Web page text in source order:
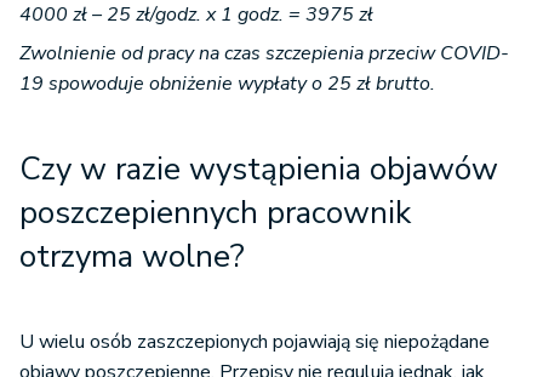
4000 zł – 25 zł/godz. x 1 godz. = 3975 zł
Zwolnienie od pracy na czas szczepienia przeciw COVID-
19 spowoduje obniżenie wypłaty o 25 zł brutto.
Czy w razie wystąpienia objawów
poszczepiennych pracownik
otrzyma wolne?
U wielu osób zaszczepionych pojawiają się niepożądane